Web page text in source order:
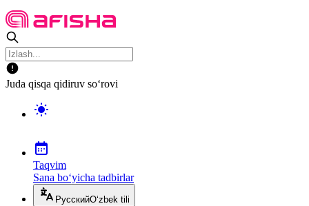
Juda qisqa qidiruv so‘rovi
Taqvim
Sana bo‘yicha tadbirlar
РусскийO‘zbek tili